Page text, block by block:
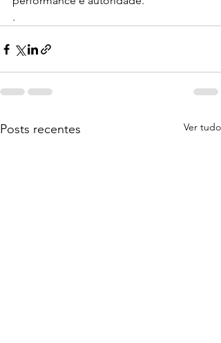
.
Posts recentes Ver tudo